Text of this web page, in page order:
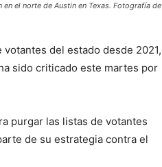
el norte de Austin en Texas. Fotografía de
del estado desde 2021,
sido criticado este martes por
purgar las listas de votantes
de su estrategia contra el